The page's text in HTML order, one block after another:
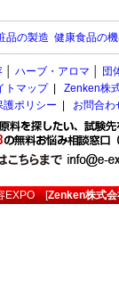
品の製造 健康食品の
ハーブ・アロマ 団
トマップ| Zenken株
護ポリシー お問合わ
EXPO[Zenken株式会